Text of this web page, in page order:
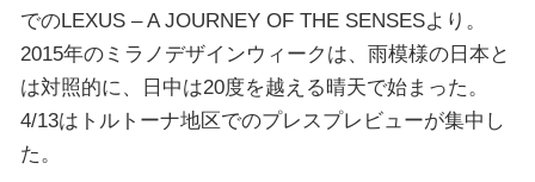
でのLEXUS – A JOURNEY OF THE SENSESより。
2015年のミラノデザインウィークは、雨模様の日本と
は対照的に、日中は20度を越える晴天で始まった。
4/13はトルトーナ地区でのプレスプレビューが集中し
た。